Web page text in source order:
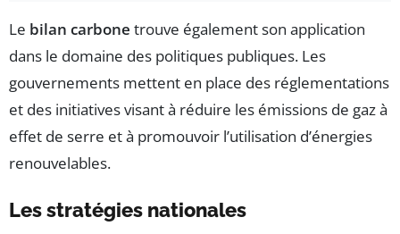
Le bilan carbone trouve également son application
dans le domaine des politiques publiques. Les
gouvernements mettent en place des réglementations
et des initiatives visant à réduire les émissions de gaz à
effet de serre et à promouvoir l’utilisation d’énergies
renouvelables.
Les stratégies nationales